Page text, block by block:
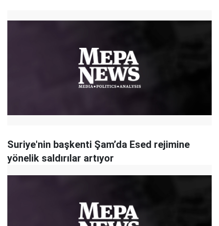
Suriye'nin başkenti ​Şam’da Esed rejimine
yönelik saldırılar artıyor